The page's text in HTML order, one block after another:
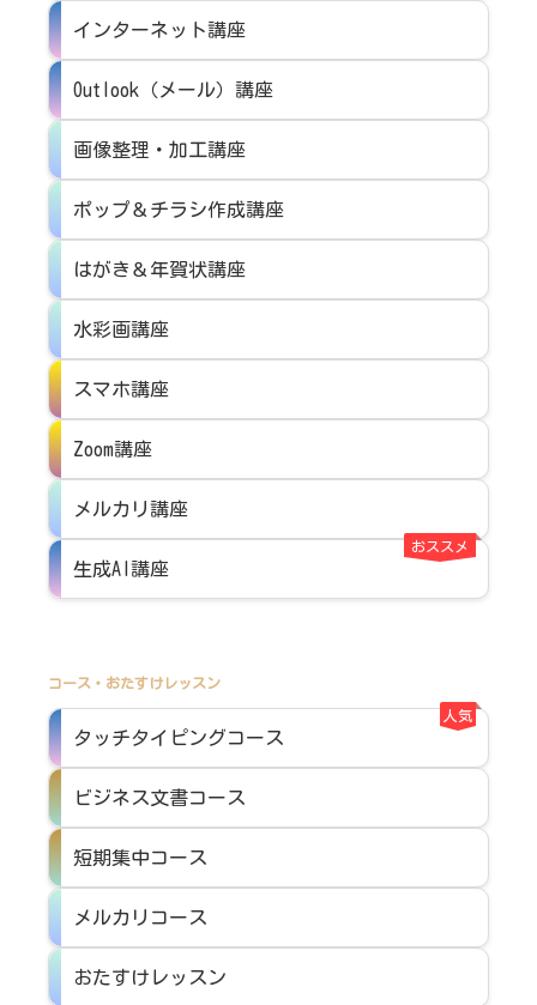
インターネット講座
Outlook（メール）講座
画像整理・加工講座
ポップ＆チラシ作成講座
はがき＆年賀状講座
水彩画講座
スマホ講座
Zoom講座
メルカリ講座
生成AI講座
おススメ
コース・おたすけレッスン
タッチタイピングコース
人気
ビジネス文書コース
短期集中コース
メルカリコース
おたすけレッスン